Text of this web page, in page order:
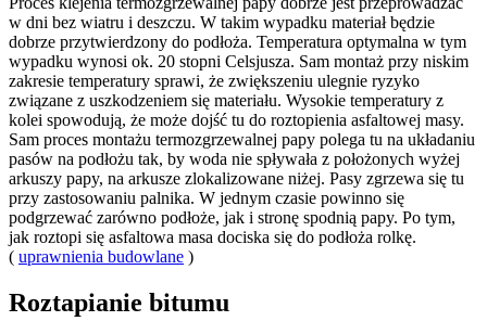
w dni bez wiatru i deszczu. W takim wypadku materiał będzie
dobrze przytwierdzony do podłoża. Temperatura optymalna w tym
wypadku wynosi ok. 20 stopni Celsjusza. Sam montaż przy niskim
zakresie temperatury sprawi, że zwiększeniu ulegnie ryzyko
związane z uszkodzeniem się materiału. Wysokie temperatury z
kolei spowodują, że może dojść tu do roztopienia asfaltowej masy.
Sam proces montażu termozgrzewalnej papy polega tu na układaniu
pasów na podłożu tak, by woda nie spływała z położonych wyżej
arkuszy papy, na arkusze zlokalizowane niżej. Pasy zgrzewa się tu
przy zastosowaniu palnika. W jednym czasie powinno się
podgrzewać zarówno podłoże, jak i stronę spodnią papy. Po tym,
jak roztopi się asfaltowa masa dociska się do podłoża rolkę.
( uprawnienia budowlane )
Roztapianie bitumu